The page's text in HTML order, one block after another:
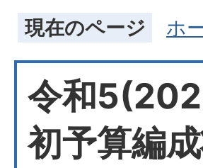
現在のページ ホ
令和
初予算編